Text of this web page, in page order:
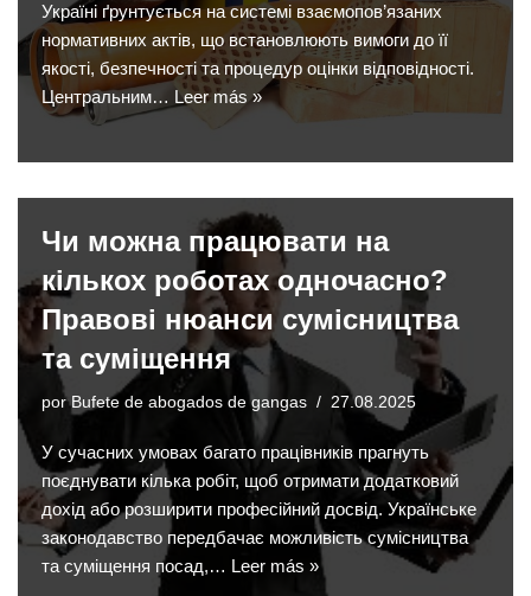
Україні ґрунтується на системі взаємопов’язаних
нормативних актів, що встановлюють вимоги до її
якості, безпечності та процедур оцінки відповідності.
Центральним… Leer más »
Чи можна працювати на
кількох роботах одночасно?
Правові нюанси сумісництва
та суміщення
porBufete de abogados de gangas 27.08.2025
У сучасних умовах багато працівників прагнуть
поєднувати кілька робіт, щоб отримати додатковий
дохід або розширити професійний досвід. Українське
законодавство передбачає можливість сумісництва
та суміщення посад,… Leer más »